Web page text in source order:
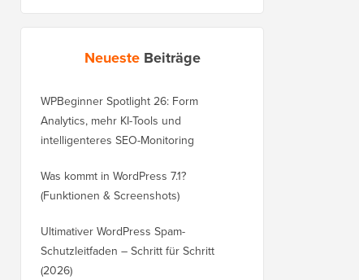
Neueste Beiträge
WPBeginner Spotlight 26: Form
Analytics, mehr KI-Tools und
intelligenteres SEO-Monitoring
Was kommt in WordPress 7.1?
(Funktionen & Screenshots)
Ultimativer WordPress Spam-
Schutzleitfaden – Schritt für Schritt
(2026)